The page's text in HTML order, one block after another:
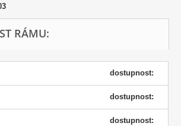
RÁMU:
dostupnost:
dostupnost:
dostupnost: